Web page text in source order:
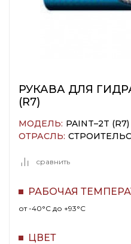
РУКАВА ДЛЯ
(R7)
МОДЕЛЬ: PAINT–2T (R7)
ОТРАСЛЬ:
сравнить
РАБОЧАЯ
от -40°C до +93°C
ЦВЕТ